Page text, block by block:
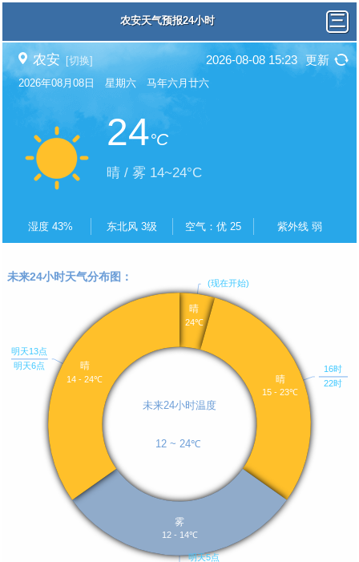
农安天气预报24小时
农安 [切换] 2026-08-08 15:23 更新
2026年08月08日 星期六 马年六月廿六
24°C
晴 / 雾 14~24°C
湿度 43% 东北风 3级 空气：优 25 紫外线 弱